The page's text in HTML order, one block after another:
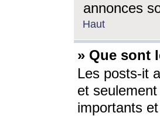
annonces
Haut
» Que sont
Les posts-it
et
importants